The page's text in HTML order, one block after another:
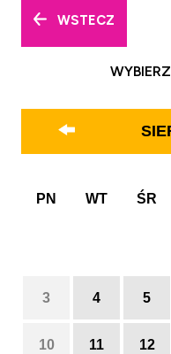
WSTECZ
PN WT ŚR
3 4 5
10 11 12